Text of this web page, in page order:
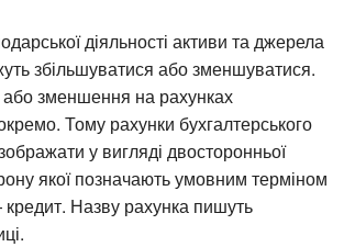
діяльності активи та джерела
збільшуватися або зменшуватися.
зменшення на рахунках
Тому рахунки бухгалтерського
у вигляді двосторонньої
якої позначають умовним терміном
Назву рахунка пишуть